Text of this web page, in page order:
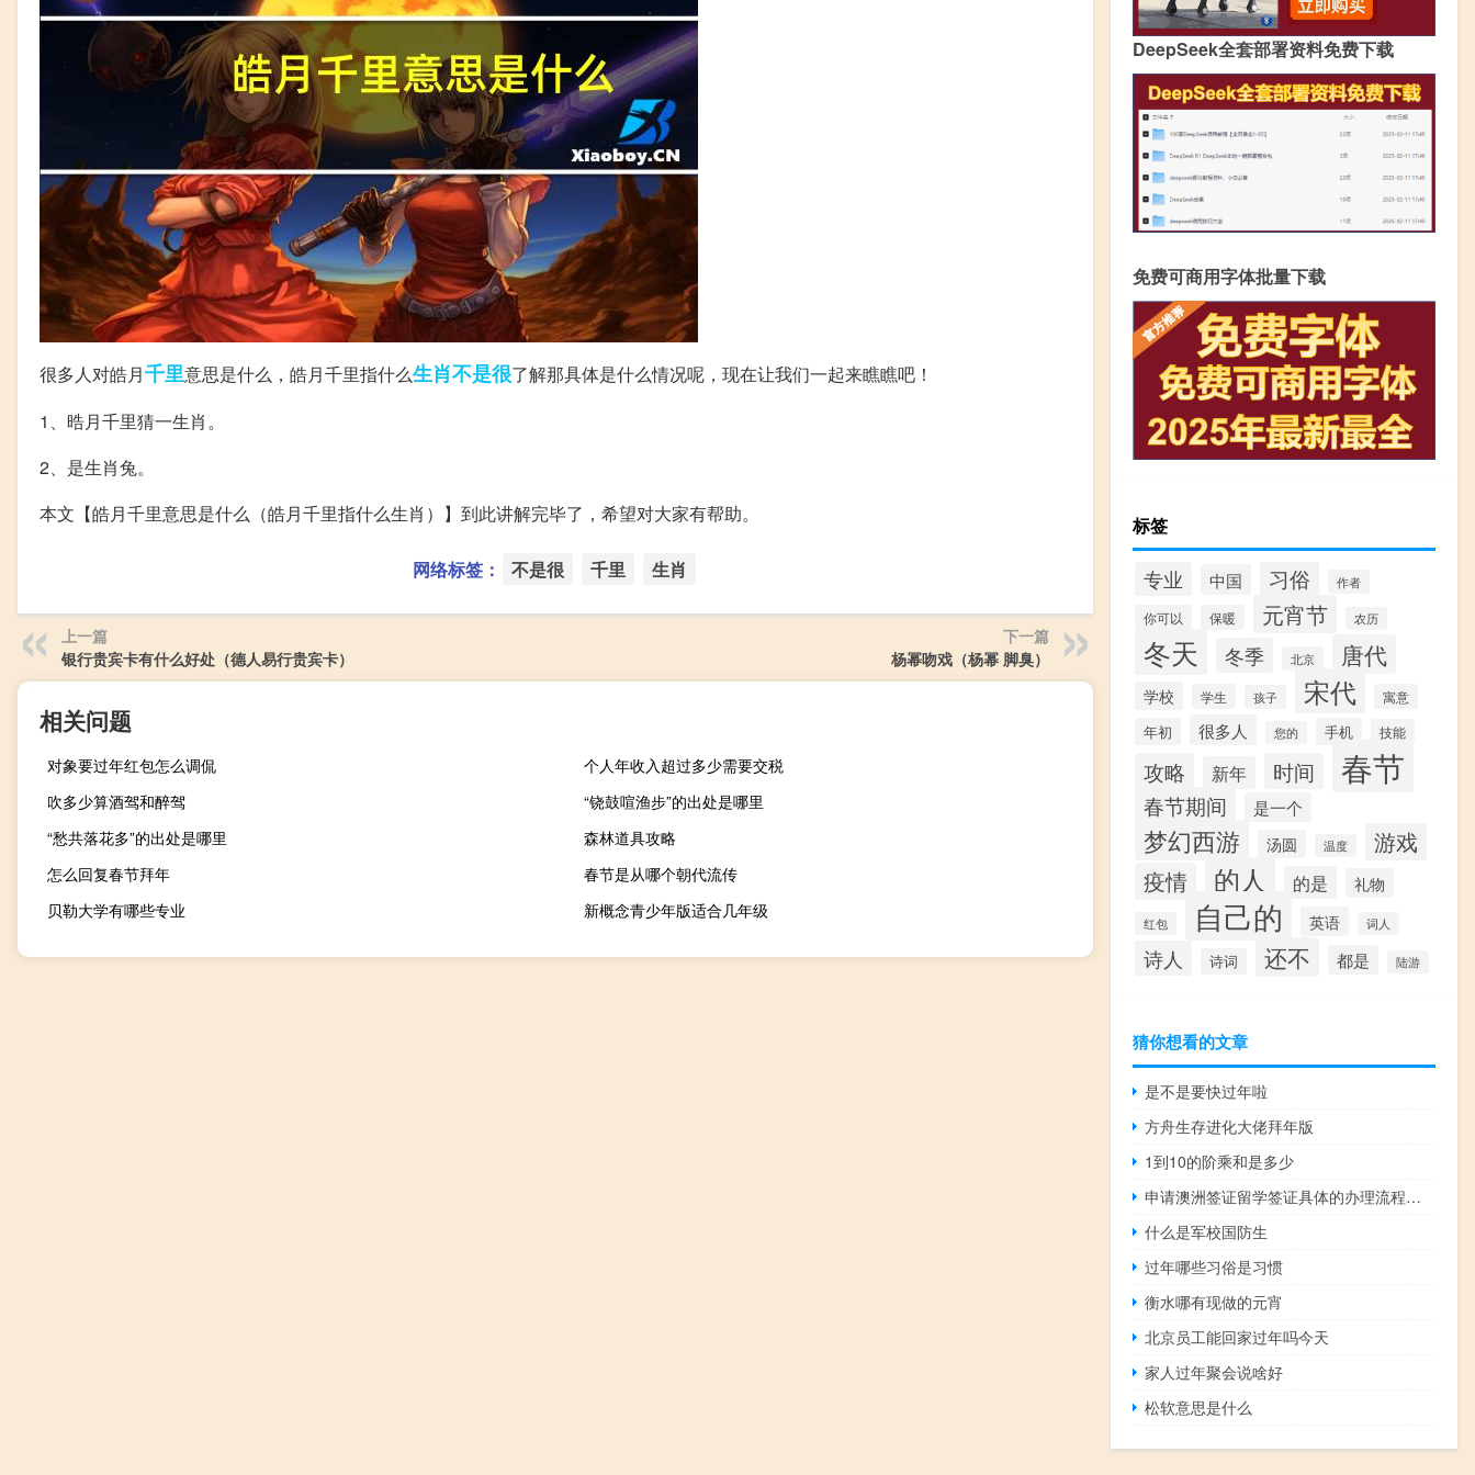
很多人对皓月千里意思是什么，皓月千里指什么生肖不是很了解那具体是什么情况呢，现在让我们一起来瞧瞧吧！
1、晧月千里猜一生肖。
2、是生肖兔。
本文【皓月千里意思是什么（皓月千里指什么生肖）】到此讲解完毕了，希望对大家有帮助。
网络标签： 不是很 千里 生肖
上一篇
银行贵宾卡有什么好处（德人易行贵宾卡）
下一篇
杨幂吻戏（杨幂 脚臭）
相关问题
对象要过年红包怎么调侃
个人年收入超过多少需要交税
吹多少算酒驾和醉驾
“铙鼓喧渔步”的出处是哪里
“愁共落花多”的出处是哪里
森林道具攻略
怎么回复春节拜年
春节是从哪个朝代流传
贝勒大学有哪些专业
新概念青少年版适合几年级
DeepSeek全套部署资料免费下载
免费可商用字体批量下载
标签
专业 中国 习俗 作者
你可以 保暖 元宵节 农历
冬天 冬季 北京 唐代
学校 学生 孩子 宋代 寓意
年初 很多人 您的 手机 技能
攻略 新年 时间 春节
春节期间 是一个
梦幻西游 汤圆 温度
游戏
疫情
的人 的是 礼物
红包 自己的 英语 词人
诗人 诗词 还不 都是 陆游
猜你想看的文章
是不是要快过年啦
方舟生存进化大佬拜年版
1到10的阶乘和是多少
申请澳洲签证留学签证具体的办理流程是什么
什么是军校国防生
过年哪些习俗是习惯
衡水哪有现做的元宵
北京员工能回家过年吗今天
家人过年聚会说啥好
松软意思是什么